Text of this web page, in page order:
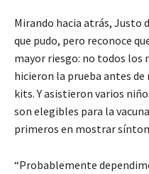
Mirando hacia atrás, Justo
que pudo, pero reconoce
mayor riesgo: no todos los
hicieron la prueba antes de
kits. Y asistieron varios
son elegibles para la
primeros en mostrar
“Probablemente